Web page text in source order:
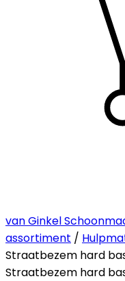
van Ginkel
assortiment /
Straatbezem hard
Straatbezem hard